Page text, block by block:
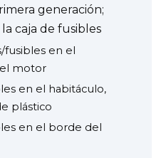
generación;
caja de fusibles
fusibles en el
motor
en el habitáculo,
plástico
en el borde del